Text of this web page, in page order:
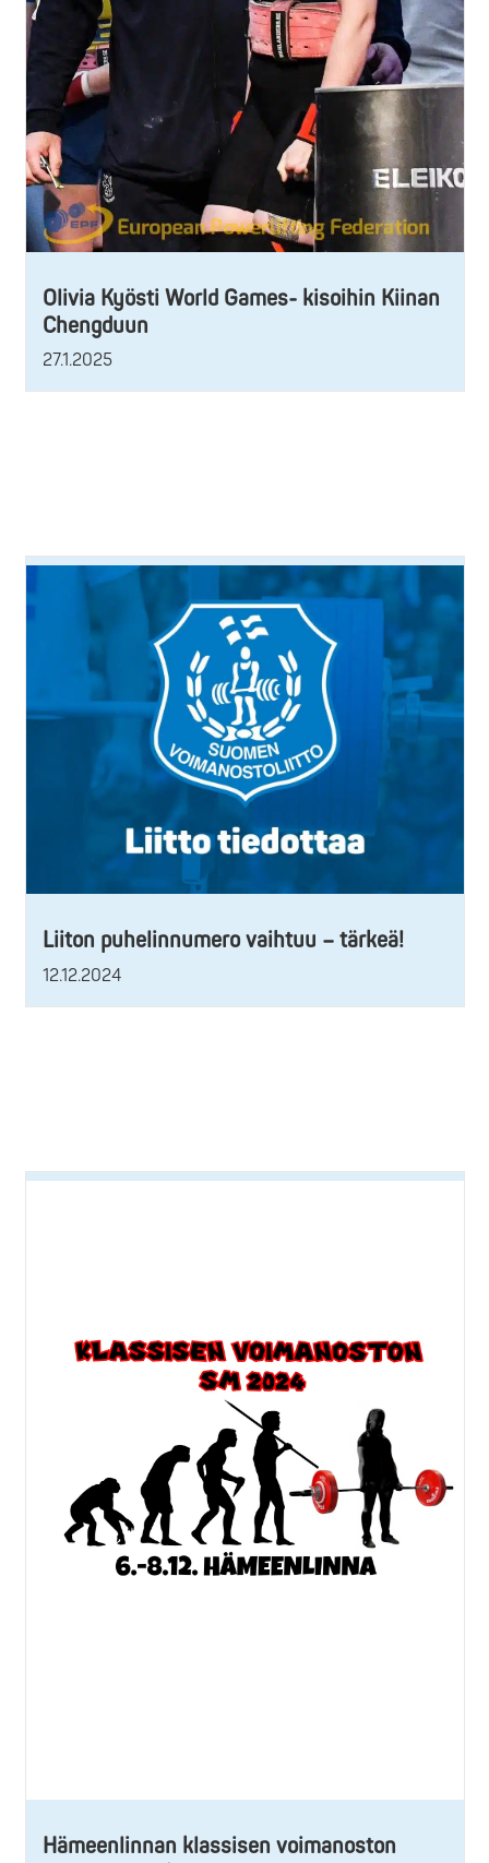
Olivia Kyösti World Games- kisoihin Kiinan
Chengduun
27.1.2025
Liiton puhelinnumero vaihtuu – tärkeä!
12.12.2024
Hämeenlinnan klassisen voimanoston